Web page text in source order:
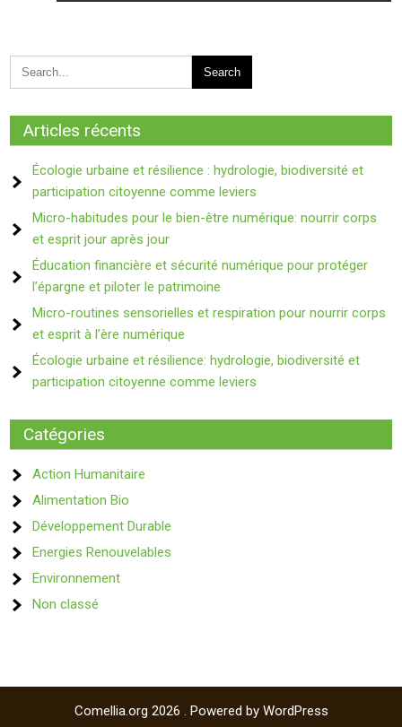
Articles récents
Écologie urbaine et résilience : hydrologie, biodiversité et
participation citoyenne comme leviers
Micro-habitudes pour le bien-être numérique: nourrir corps
et esprit jour après jour
Éducation financière et sécurité numérique pour protéger
l’épargne et piloter le patrimoine
Micro-routines sensorielles et respiration pour nourrir corps
et esprit à l’ère numérique
Écologie urbaine et résilience: hydrologie, biodiversité et
participation citoyenne comme leviers
Catégories
Action Humanitaire
Alimentation Bio
Développement Durable
Energies Renouvelables
Environnement
Non classé
Comellia.org 2026 . Powered by WordPress